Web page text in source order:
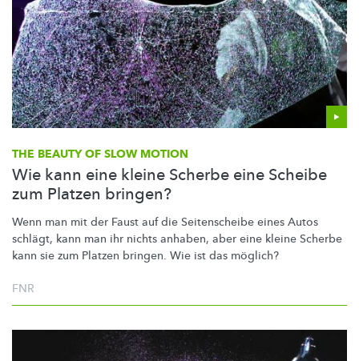
THE BEAUTY OF SLOW MOTION
Wie kann eine kleine Scherbe eine Scheibe
zum Platzen bringen?
Wenn man mit der Faust auf die Seitenscheibe eines Autos
schlägt, kann man ihr nichts anhaben, aber eine kleine Scherbe
kann sie zum Platzen bringen. Wie ist das möglich?
FNR